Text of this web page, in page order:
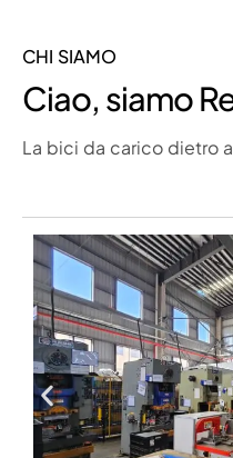
CHI SIAMO
Ciao, siamo
La bici da carico dietro